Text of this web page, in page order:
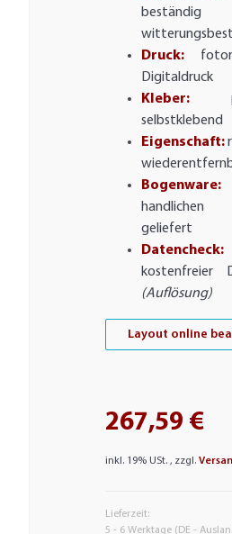
Druck:
Digitaldruck
Kleber:
selbstklebend
Eigenschaft:
Bogenware:
geliefert
Datencheck:
kostenfreier
(Auflösung)
Layout online
267,59 €
inkl. 19% USt. , zzgl.
Lieferzeit:
5 - 6 Werktage (DE -